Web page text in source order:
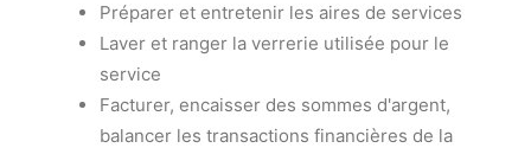
Préparer et entretenir les aires de services
Laver et ranger la verrerie utilisée pour le
service
Facturer, encaisser des sommes d'argent,
balancer les transactions financières de la